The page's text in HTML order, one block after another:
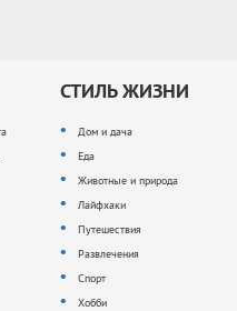
СТИЛЬ ЖИЗНИ
Дом и дача
Еда
Животные и природа
Лайфхаки
Путешествия
Развлечения
Спорт
Хобби